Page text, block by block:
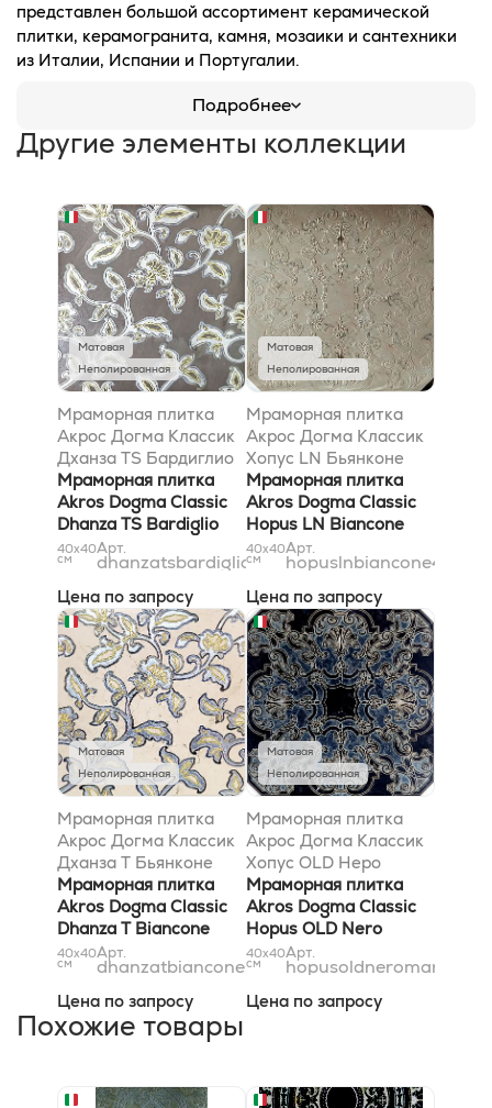
представлен большой ассортимент керамической
плитки, керамогранита, камня, мозаики и сантехники
из Италии, Испании и Португалии.
Подробнее
Другие элементы коллекции
Матовая
Неполированная
Мраморная плитка
Акрос Догма Классик
Дханза TS Бардиглио
Сильвер 40x40
Мраморная плитка
Akros Dogma Classic
Dhanza TS Bardiglio
Silver 40x40
40x40
см
Арт.
dhanzatsbardigliosilver40x40
Цена по запросу
Матовая
Неполированная
Мраморная плитка
Акрос Догма Классик
Хопус LN Бьянконе
40x40
Мраморная плитка
Akros Dogma Classic
Hopus LN Biancone
40x40
40x40
см
Арт.
hopuslnbiancone40x40
Цена по запросу
Матовая
Неполированная
Мраморная плитка
Акрос Догма Классик
Дханза T Бьянконе
Сильвер 40x40
Мраморная плитка
Akros Dogma Classic
Dhanza T Biancone
Silver 40x40
40x40
см
Арт.
dhanzatbianconesilver40x40
Цена по запросу
Матовая
Неполированная
Мраморная плитка
Акрос Догма Классик
Хопус OLD Неро
Марквиниа 40x40
Мраморная плитка
Akros Dogma Classic
Hopus OLD Nero
Marquinia 40x40
40x40
см
Арт.
Цена по запросу
Похожие товары